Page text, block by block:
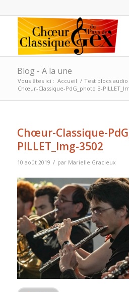
Blog - A la une
Vous êtes ici : Accueil / Test blocs audio
Chœur-Classique-PdG_photo B-
Chœur-Classique-
PILLET_Img-3502
10 août 2019 / par Marielle Gracieux